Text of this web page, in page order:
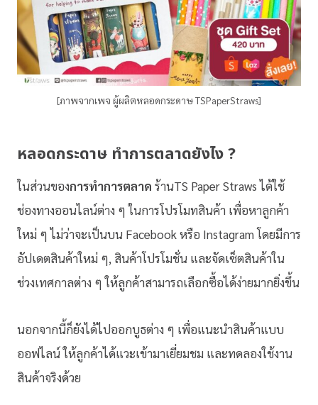
[ภาพจากเพจ ผู้ผลิตหลอดกระดาษ TSPaperStraws]
หลอดกระดาษ ทำการตลาดยังไง ?
ในส่วนของการทำการตลาด ร้านTS Paper Straws ได้ใช้
ช่องทางออนไลน์ต่าง ๆ ในการโปรโมทสินค้า เพื่อหาลูกค้า
ใหม่ ๆ ไม่ว่าจะเป็นบน Facebook หรือ Instagram โดยมีการ
อัปเดตสินค้าใหม่ ๆ, สินค้าโปรโมชั่น และจัดเซ็ตสินค้าใน
ช่วงเทศกาลต่าง ๆ ให้ลูกค้าสามารถเลือกซื้อได้ง่ายมากยิ่งขึ้น
นอกจากนี้ก็ยังได้ไปออกบูธต่าง ๆ เพื่อแนะนำสินค้าแบบ
ออฟไลน์ ให้ลูกค้าได้แวะเข้ามาเยี่ยมชม และทดลองใช้งาน
สินค้าจริงด้วย